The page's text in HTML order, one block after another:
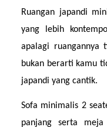
Ruangan japandi
yang lebih
apalagi ruangannya
bukan berarti kamu
japandi yang cantik.
Sofa minimalis 2
panjang serta